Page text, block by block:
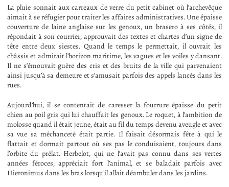
La pluie sonnait aux carreaux de verre du petit cabinet où l’archevêque
aimait à se réfugier pour traiter les affaires administratives. Une épaisse
couverture de laine anglaise sur les genoux, un brasero à ses côtés, il
répondait à son courrier, approuvait des textes et chartes d’un signe de
tête entre deux siestes. Quand le temps le permettait, il ouvrait les
châssis et admirait l’horizon maritime, les vagues et les voiles y dansant.
Il ne s’émouvait guère des cris et des bruits de la ville qui parvenaient
ainsi jusqu’à sa demeure et s’amusait parfois des appels lancés dans les
rues.
Aujourd’hui, il se contentait de caresser la fourrure épaisse du petit
chien au poil gris qui lui chauffait les genoux. Le roquet, à l’ambition de
molosse quand il était jeune, était au fil du temps devenu aveugle et avec
sa vue sa méchanceté était partie. Il faisait désormais fête à qui le
flattait et dormait partout où ses pas le conduisaient, toujours dans
l’orbite du prélat. Herbelot, qui ne l’avait pas connu dans ses vertes
années féroces, appréciait fort l’animal, et se baladait parfois avec
Hieronimus dans les bras lorsqu’il allait déambuler dans les jardins.